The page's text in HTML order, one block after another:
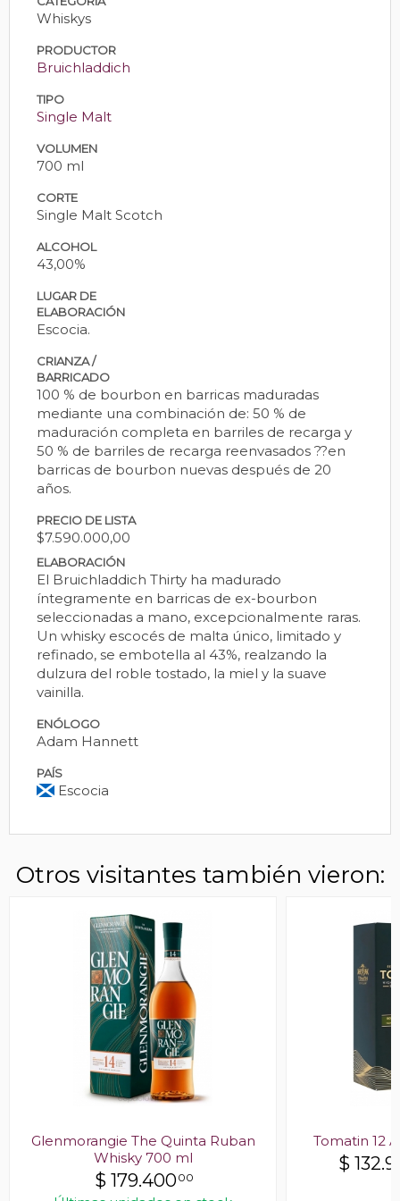
Whiskys
PRODUCTOR
Bruichladdich
TIPO
Single Malt
VOLUMEN
700 ml
CORTE
Single Malt Scotch
ALCOHOL
43,00%
LUGAR DE
ELABORACIÓN
Escocia.
CRIANZA /
BARRICADO
100 % de bourbon en barricas maduradas
mediante una combinación de: 50 % de
maduración completa en barriles de recarga y
50 % de barriles de recarga reenvasados ??en
barricas de bourbon nuevas después de 20
años.
PRECIO DE LISTA
$7.590.000,00
ELABORACIÓN
El Bruichladdich Thirty ha madurado
íntegramente en barricas de ex-bourbon
seleccionadas a mano, excepcionalmente raras.
Un whisky escocés de malta único, limitado y
refinado, se embotella al 43%, realzando la
dulzura del roble tostado, la miel y la suave
vainilla.
ENÓLOGO
Adam Hannett
PAÍS
Escocia
Otros visitantes también vieron:
Glenmorangie The Quinta Ruban
Whisky 700 ml
$ 179.40000
Tomatin 12
$